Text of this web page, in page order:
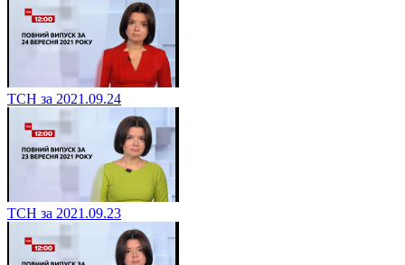
ТСН за 2021.09.24
ТСН за 2021.09.23